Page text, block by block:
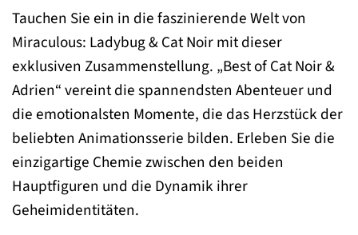
Tauchen Sie ein in die faszinierende Welt von
Miraculous: Ladybug & Cat Noir mit dieser
exklusiven Zusammenstellung. „Best of Cat Noir &
Adrien“ vereint die spannendsten Abenteuer und
die emotionalsten Momente, die das Herzstück der
beliebten Animationsserie bilden. Erleben Sie die
einzigartige Chemie zwischen den beiden
Hauptfiguren und die Dynamik ihrer
Geheimidentitäten.